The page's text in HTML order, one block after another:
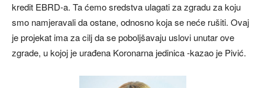
kredit EBRD-a. Ta ćemo sredstva ulagati za zgradu za koju
smo namjeravali da ostane, odnosno koja se neće rušiti. Ovaj
je projekat ima za cilj da se poboljšavaju uslovi unutar ove
zgrade, u kojoj je urađena Koronarna jedinica -kazao je Pivić.